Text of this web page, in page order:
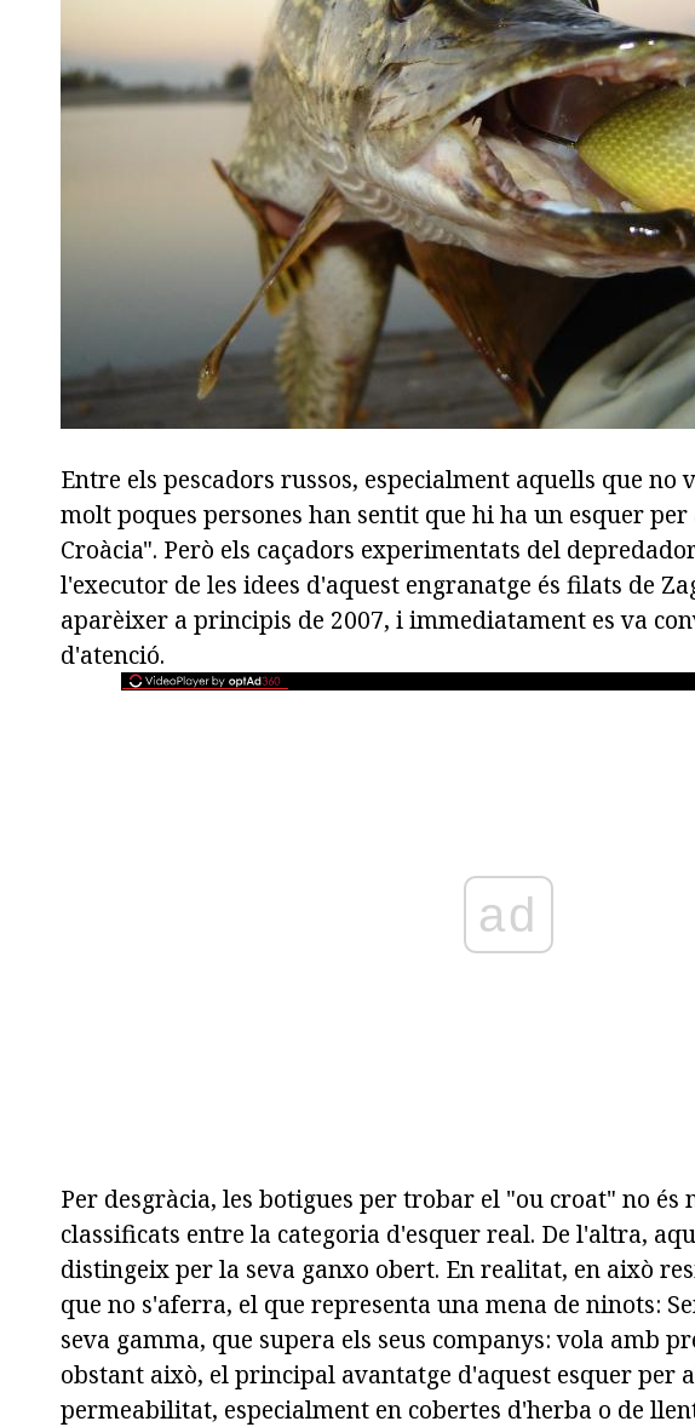
Entre els pescadors russos, especialment aquells que no
molt poques persones han sentit que hi ha un esquer
Croàcia". Però els caçadors experimentats del
l'executor de les idees d'aquest engranatge és filats de
aparèixer a principis de 2007, i immediatament es va
d'atenció.
ad
Per desgràcia, les botigues per trobar el "ou croat" no és
classificats entre la categoria d'esquer real. De l'altra,
distingeix per la seva ganxo obert. En realitat, en això
que no s'aferra, el que representa una mena de ninots:
seva gamma, que supera els seus companys: vola amb
obstant això, el principal avantatge d'aquest esquer per
permeabilitat, especialment en cobertes d'herba o de